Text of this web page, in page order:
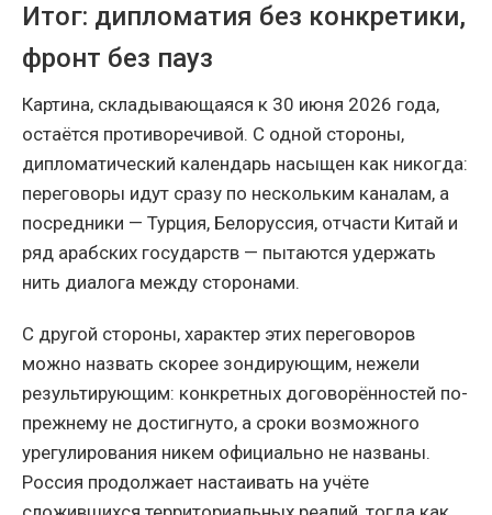
Итог: дипломатия без конкретики,
фронт без пауз
Картина, складывающаяся к 30 июня 2026 года,
остаётся противоречивой. С одной стороны,
дипломатический календарь насыщен как никогда:
переговоры идут сразу по нескольким каналам, а
посредники — Турция, Белоруссия, отчасти Китай и
ряд арабских государств — пытаются удержать
нить диалога между сторонами.
С другой стороны, характер этих переговоров
можно назвать скорее зондирующим, нежели
результирующим: конкретных договорённостей по-
прежнему не достигнуто, а сроки возможного
урегулирования никем официально не названы.
Россия продолжает настаивать на учёте